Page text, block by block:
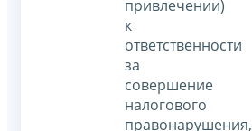
привлечении)
к
ответственности
за
совершение
налогового
правонарушения,